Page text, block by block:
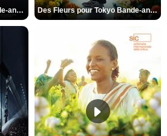
Les Silences de Riyad Bande-annonce VO STFR Des Fleurs pour Tokyo Bande-annonce VO STFR